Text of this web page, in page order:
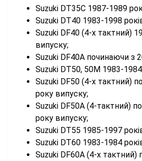
Suzuki DT35C 1987-1989
Suzuki DT40 1983-1998
Suzuki DF40 (4-х тактний)
випуску;
Suzuki DF40A починаючи з
Suzuki DT50, 50M 1983-
Suzuki DF50 (4-х тактний)
року випуску;
Suzuki DF50A (4-тактний)
року випуску;
Suzuki DT55 1985-1997
Suzuki DT60 1983-1984
Suzuki DF60A (4-х тактний)